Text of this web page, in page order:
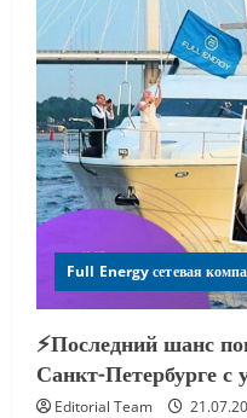
Full Energy сетевая
⚡️Последний шанс
Санкт-Петербурге с
Editorial Team